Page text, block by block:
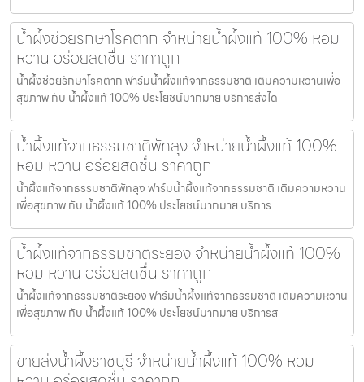
น้ำผึ้งช่วยรักษาโรคตาก จำหน่ายน้ำผึ้งแท้ 100% หอม
หวาน อร่อยสดชื่น ราคาถูก
น้ำผึ้งช่วยรักษาโรคตาก ฟาร์มน้ำผึ้งแท้จากธรรมชาติ เติมความหวานเพื่อ
สุขภาพ กับ น้ำผึ้งแท้ 100% ประโยชน์มากมาย บริการส่งได
น้ำผึ้งแท้จากธรรมชาติพัทลุง จำหน่ายน้ำผึ้งแท้ 100%
หอม หวาน อร่อยสดชื่น ราคาถูก
น้ำผึ้งแท้จากธรรมชาติพัทลุง ฟาร์มน้ำผึ้งแท้จากธรรมชาติ เติมความหวาน
เพื่อสุขภาพ กับ น้ำผึ้งแท้ 100% ประโยชน์มากมาย บริการ
น้ำผึ้งแท้จากธรรมชาติระยอง จำหน่ายน้ำผึ้งแท้ 100%
หอม หวาน อร่อยสดชื่น ราคาถูก
น้ำผึ้งแท้จากธรรมชาติระยอง ฟาร์มน้ำผึ้งแท้จากธรรมชาติ เติมความหวาน
เพื่อสุขภาพ กับ น้ำผึ้งแท้ 100% ประโยชน์มากมาย บริการส
ขายส่งน้ำผึ้งราชบุรี จำหน่ายน้ำผึ้งแท้ 100% หอม